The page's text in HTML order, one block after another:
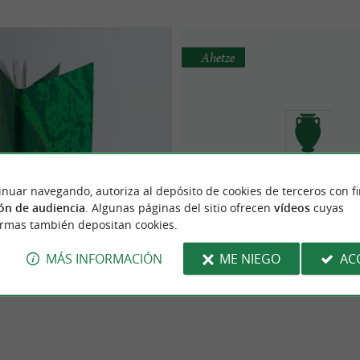
las técnicas tradicionales
de encuadernación en
Itxassou
se encuentra en el corazón
en el pueblo de Itxassou, a 5
ÊA Céramique
Taller de cerámica cerca de
Ahetze
navegando, autoriza al depósito de cookies de terceros con
de audiencia . Algunas páginas del sitio ofrecen vídeoscuyas
también depositan cookies.
MÁS INFORMACIÓN ME NIEGO